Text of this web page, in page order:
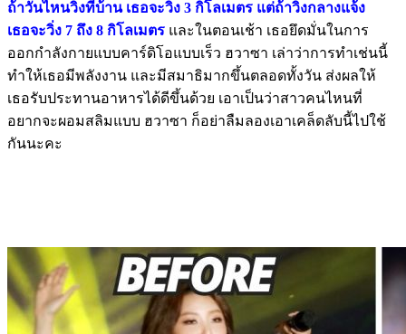
ถ้าวันไหนวิ่งที่บ้าน เธอจะวิ่ง 3 กิโลเมตร แต่ถ้าวิ่งกลางแจ้ง
เธอจะวิ่ง 7 ถึง 8 กิโลเมตร และในตอนเช้า เธอยึดมั่นในการ
ออกกำลังกายแบบคาร์ดิโอแบบเร็ว ฮวาซา เล่าว่าการทำเช่นนี้
ทำให้เธอมีพลังงาน และมีสมาธิมากขึ้นตลอดทั้งวัน ส่งผลให้
เธอรับประทานอาหารได้ดีขึ้นด้วย เอาเป็นว่าสาวคนไหนที่
อยากจะผอมสลิมแบบ ฮวาซา ก็อย่าลืมลองเอาเคล็ดลับนี้ไปใช้
กันนะคะ